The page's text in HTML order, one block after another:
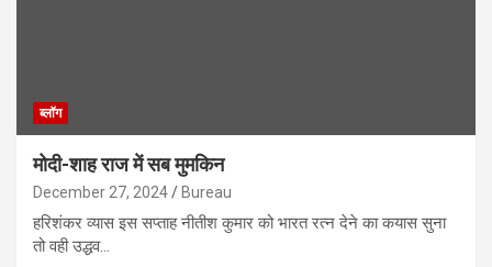
ब्लॉग
मोदी-शाह राज में सब मुमकिन
December 27, 2024 Bureau
हरिशंकर व्यास इस सप्ताह नीतीश कुमार को भारत रत्न देने का कयास सुना
तो वही उद्धव…